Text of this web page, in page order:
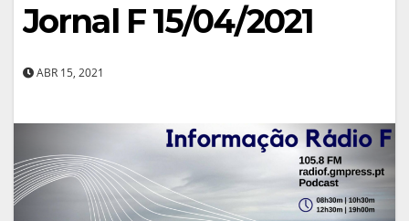
Jornal F 15/04/2021
ABR 15, 2021